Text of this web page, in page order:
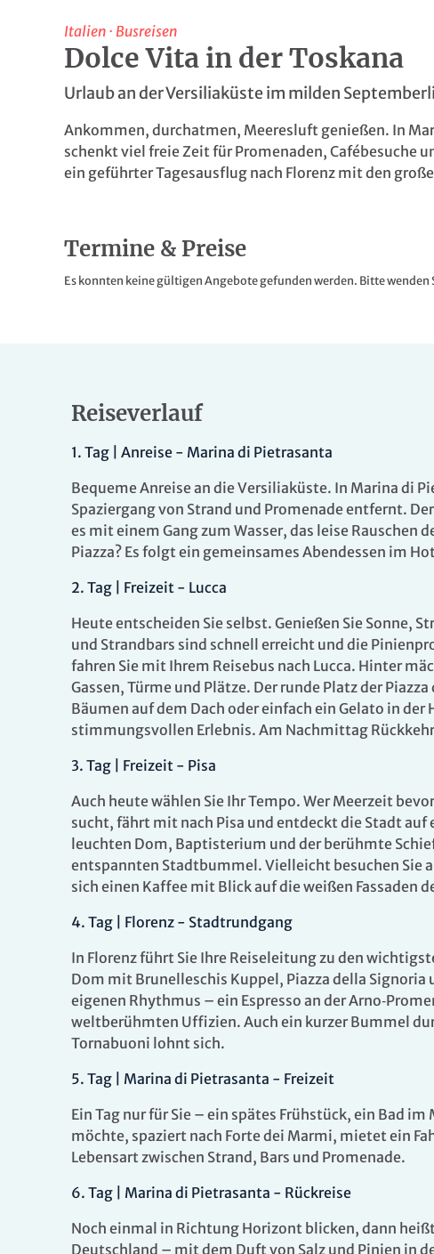
Es konnten keine gültigen Angebote gefunden werden.
Italien · Busreisen
Dolce Vita in der Toskana
Urlaub an der Versiliaküste im milden
Ankommen, durchatmen, Meeresluft genießen. In
schenkt viel freie Zeit für Promenaden, Cafébesuche
ein geführter Tagesausflug nach Florenz mit den
Termine & Preise
Es konnten keine gültigen Angebote gefunden werden. Bitte wenden
Reiseverlauf
1. Tag |
Anreise - Marina di Pietrasanta
Bequeme Anreise an die Versiliaküste. In Marina di
Spaziergang von Strand und Promenade entfernt.
es mit einem Gang zum Wasser, das leise
Piazza? Es folgt ein gemeinsames Abendessen im
2. Tag |
Freizeit - Lucca
Heute entscheiden Sie selbst. Genießen Sie Sonne,
und Strandbars sind schnell erreicht und die
fahren Sie mit Ihrem Reisebus nach Lucca. Hinter
Gassen, Türme und Plätze. Der runde Platz der
Bäumen auf dem Dach oder einfach ein Gelato in
stimmungsvollen Erlebnis. Am Nachmittag
3. Tag |
Freizeit - Pisa
Auch heute wählen Sie Ihr Tempo. Wer Meerzeit
sucht, fährt mit nach Pisa und entdeckt die Stadt auf
leuchten Dom, Baptisterium und der berühmte
entspannten Stadtbummel. Vielleicht besuchen Sie
sich einen Kaffee mit Blick auf die weißen Fassaden
4. Tag |
Florenz - Stadtrundgang
In Florenz führt Sie Ihre Reiseleitung zu den
Dom mit Brunelleschis Kuppel, Piazza della
eigenen Rhythmus – ein Espresso an der
weltberühmten Uffizien. Auch ein kurzer Bummel
Tornabuoni lohnt sich.
5. Tag |
Marina di Pietrasanta - Freizeit
Ein Tag nur für Sie – ein spätes Frühstück, ein Bad
möchte, spaziert nach Forte dei Marmi, mietet ein
Lebensart zwischen Strand, Bars und Promenade.
6. Tag | Marina di Pietrasanta - Rückreise
Noch einmal in Richtung Horizont blicken, dann
Deutschland – mit dem Duft von Salz und Pinien in